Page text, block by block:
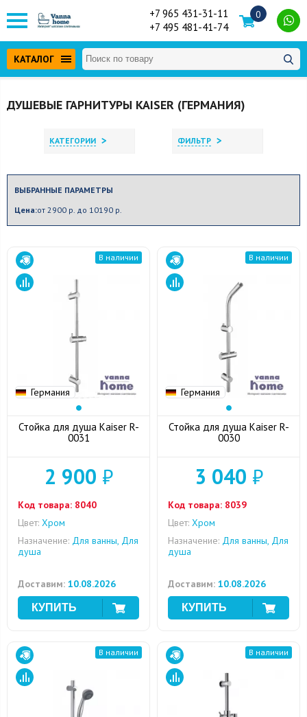
+7 965 431-31-11
+7 495 481-41-74
0
КАТАЛОГ
ДУШЕВЫЕ ГАРНИТУРЫ KAISER (ГЕРМАНИЯ)
КАТЕГОРИИ > ФИЛЬТР >
ВЫБРАННЫЕ ПАРАМЕТРЫ
Цена:от 2900 р. до 10190 р.
Германия
В наличии
Стойка для душа Kaiser R-
0031
2 900 ₽
Код товара: 8040
Цвет: Хром
Назначение: Для ванны, Для
душа
Доставим: 10.08.2026
Германия
В наличии
Стойка для душа Kaiser R-
0030
3 040 ₽
Код товара: 8039
Цвет: Хром
Назначение: Для ванны, Для
душа
Доставим: 10.08.2026
В наличии В наличии